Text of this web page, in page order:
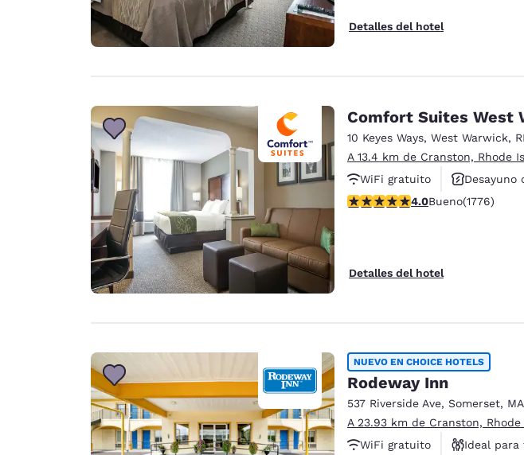
Detalles del hotel
Comfort Suites West
10 Keyes Ways, West Warwick, RI
A 13.4 km de Cranston, Rhode
WiFi gratuito
Desayuno
calificación de 3.97 estrellas.
4.0Bueno(1776)
Detalles del hotel
NUEVO EN CHOICE HOTELS
Rodeway Inn
537 Riverside Ave, Somerset, MA
A 23.93 km de Cranston, Rhode
WiFi gratuito
Ideal para